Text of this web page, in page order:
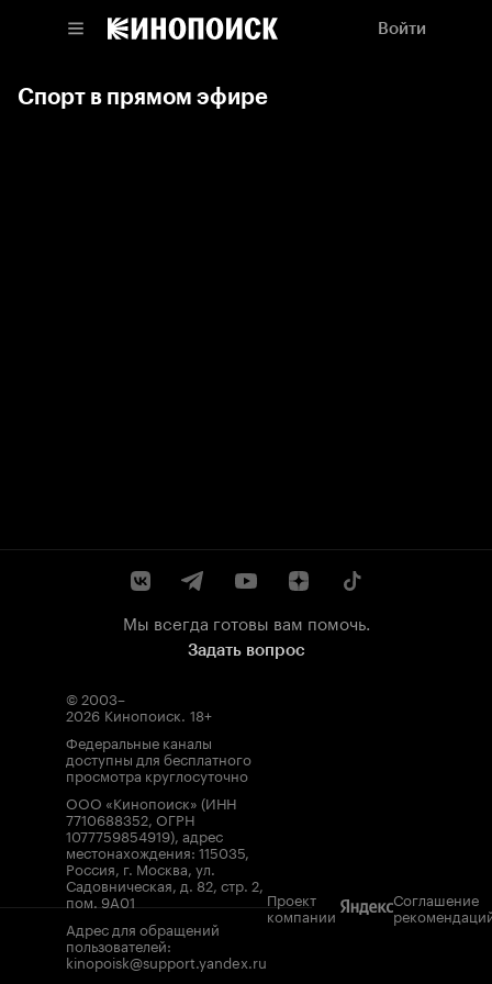
Войти
Спорт в прямом эфире
Мы всегда готовы вам помочь.
Задать вопрос
© 2003–
2026 Кинопоиск. 18+
Федеральные каналы
доступны для бесплатного
просмотра круглосуточно
ООО «Кинопоиск» (ИНН
7710688352, ОГРН
1077759854919), адрес
местонахождения: 115035,
Россия, г. Москва, ул.
Садовническая, д. 82, стр. 2,
пом. 9А01
Адрес для обращений
пользователей:
kinopoisk@support.yandex.ru
Проект
компании
Соглашение